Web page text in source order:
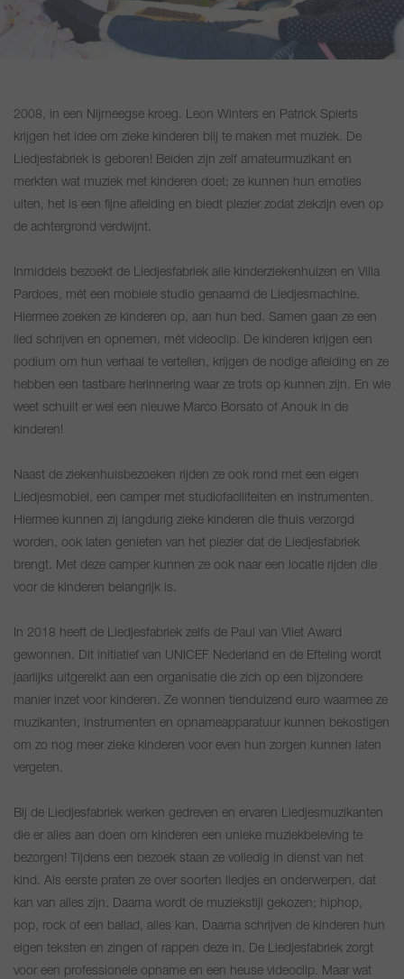
2008, in een Nijmeegse kroeg. Leon Winters en Patrick Spierts
krijgen het idee om zieke kinderen blij te maken met muziek. De
Liedjesfabriek is geboren! Beiden zijn zelf amateurmuzikant en
merkten wat muziek met kinderen doet; ze kunnen hun emoties
uiten, het is een fijne afleiding en biedt plezier zodat ziekzijn even op
de achtergrond verdwijnt.
Inmiddels bezoekt de Liedjesfabriek alle kinderziekenhuizen en Villa
Pardoes, mét een mobiele studio genaamd de Liedjesmachine.
Hiermee zoeken ze kinderen op, aan hun bed. Samen gaan ze een
lied schrijven en opnemen, mét videoclip. De kinderen krijgen een
podium om hun verhaal te vertellen, krijgen de nodige afleiding en ze
hebben een tastbare herinnering waar ze trots op kunnen zijn. En wie
weet schuilt er wel een nieuwe Marco Borsato of Anouk in de
kinderen!
Naast de ziekenhuisbezoeken rijden ze ook rond met een eigen
Liedjesmobiel, een camper met studiofaciliteiten en instrumenten.
Hiermee kunnen zij langdurig zieke kinderen die thuis verzorgd
worden, ook laten genieten van het plezier dat de Liedjesfabriek
brengt. Met deze camper kunnen ze ook naar een locatie rijden die
voor de kinderen belangrijk is.
In 2018 heeft de Liedjesfabriek zelfs de Paul van Vliet Award
gewonnen. Dit initiatief van UNICEF Nederland en de Efteling wordt
jaarlijks uitgereikt aan een organisatie die zich op een bijzondere
manier inzet voor kinderen. Ze wonnen tienduizend euro waarmee ze
muzikanten, instrumenten en opnameapparatuur kunnen bekostigen
om zo nog meer zieke kinderen voor even hun zorgen kunnen laten
vergeten.
Bij de Liedjesfabriek werken gedreven en ervaren Liedjesmuzikanten
die er alles aan doen om kinderen een unieke muziekbeleving te
bezorgen! Tijdens een bezoek staan ze volledig in dienst van het
kind. Als eerste praten ze over soorten liedjes en onderwerpen, dat
kan van alles zijn. Daarna wordt de muziekstijl gekozen; hiphop,
pop, rock of een ballad, alles kan. Daarna schrijven de kinderen hun
eigen teksten en zingen of rappen deze in. De Liedjesfabriek zorgt
voor een professionele opname en een heuse videoclip. Maar wat